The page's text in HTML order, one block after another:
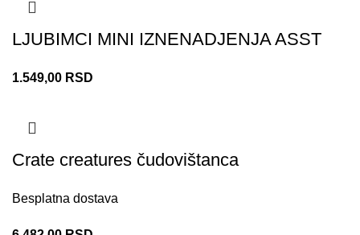
LJUBIMCI MINI IZNENADJENJA ASST
1.549,00 RSD
Crate creatures čudovištanca
Besplatna dostava